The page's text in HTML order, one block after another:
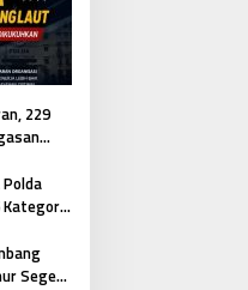
229
Kategori
Segera